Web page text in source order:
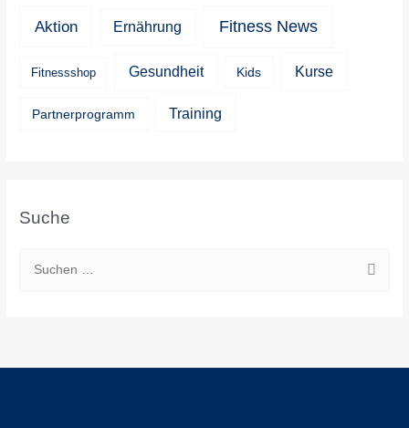
Aktion Ernährung Fitness News
Fitnessshop Gesundheit Kids Kurse
Partnerprogramm Training
Suche
e